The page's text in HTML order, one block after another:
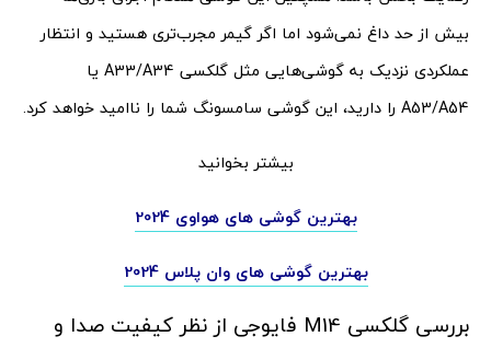
بیش از حد داغ نمی‌شود اما اگر گیمر مجرب‌تری هستید و انتظار
عملکردی نزدیک به گوشی‌هایی مثل گلکسی A33/A34 یا
A53/A54 را دارید، این گوشی سامسونگ شما را ناامید خواهد کرد.
بیشتر بخوانید
بهترین گوشی های هواوی 2024
بهترین گوشی های وان پلاس 2024
بررسی گلکسی M14 فایوجی از نظر کیفیت صدا و